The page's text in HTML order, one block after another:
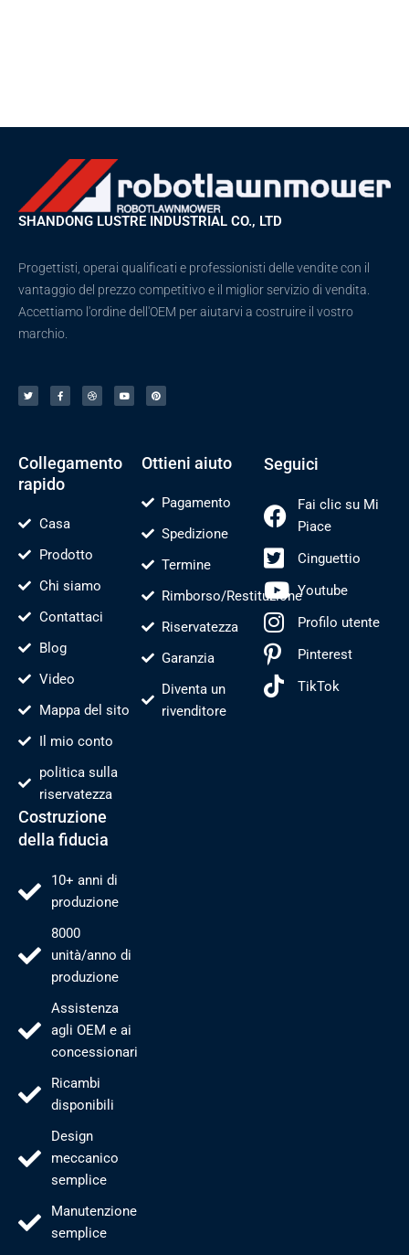
SHANDONG LUSTRE INDUSTRIAL CO., LTD
Progettisti, operai qualificati e professionisti delle vendite con il
vantaggio del prezzo competitivo e il miglior servizio di vendita.
Accettiamo l'ordine dell'OEM per aiutarvi a costruire il vostro
marchio.
n
g
u
c
e
b
i
b
b
u
t
u
n
t
e
Collegamento
rapido
Casa
Prodotto
Chi siamo
Contattaci
Blog
Video
Mappa del sito
Il mio conto
politica sulla
riservatezza
Ottieni aiuto
Pagamento
Spedizione
Termine
Rimborso/Restituzione
Riservatezza
Garanzia
Diventa un
rivenditore
Seguici
Fai clic su Mi
Piace
Cinguettio
Youtube
Profilo utente
Pinterest
TikTok
Costruzione
della fiducia
10+ anni di
produzione
8000
unità/anno di
produzione
Assistenza
agli OEM e ai
concessionari
Ricambi
disponibili
Design
meccanico
semplice
Manutenzione
semplice